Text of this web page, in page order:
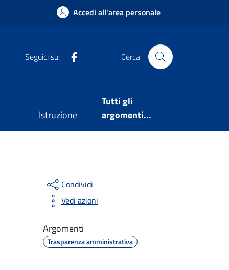
Accedi all'area personale
Seguici su: Cerca
Istruzione
Tutti gli
argomenti...
Condividi
Vedi azioni
Argomenti
Trasparenza amministrativa